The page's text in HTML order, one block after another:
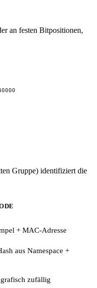
an festen Bitpositionen,
Gruppe) identifiziert die
+ MAC-Adresse
aus Namespace +
zufällig